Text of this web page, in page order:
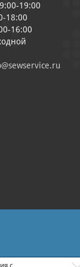
19:00
18:00
16:00
ДАННЫХ |
с